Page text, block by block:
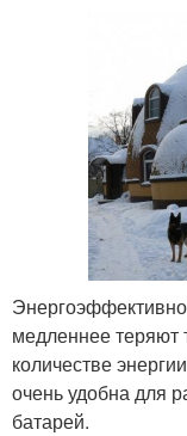
медленнее
количестве
очень удобна для
батарей.